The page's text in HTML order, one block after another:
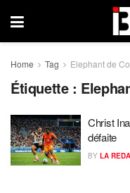
Home Tag Elephant de
Étiquette :
Christ
défaite
BY LA